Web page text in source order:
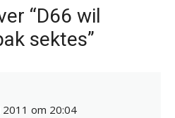
“D66 wil
sektes”
om 20:04